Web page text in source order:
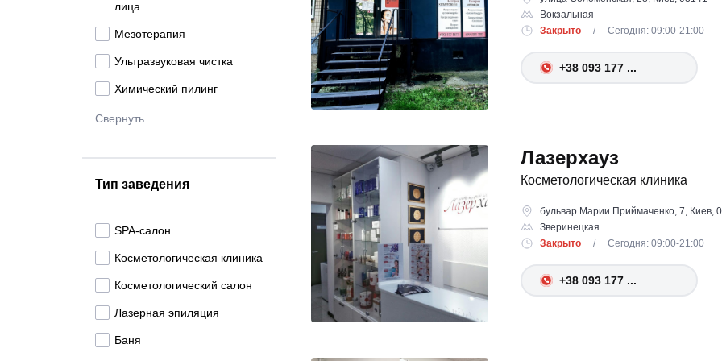
лица
Мезотерапия
Ультразвуковая чистка
Химический пилинг
Свернуть
Тип заведения
SPA-салон
Косметологическая клиника
Косметологический салон
Лазерная эпиляция
Баня
Вокзальная
Закрыто
/ Сегодня: 09:00-21:00
+38 093 177 ...
Лазерхауз
Косметологическая клиника
бульвар Марии Приймаченко, 7, Киев,
Зверинецкая
Закрыто
/ Сегодня: 09:00-21:00
+38 093 177 ...